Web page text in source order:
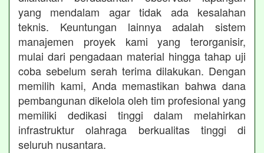
yang mendalam agar tidak ada kesalahan
teknis. Keuntungan lainnya adalah sistem
manajemen proyek kami yang terorganisir,
mulai dari pengadaan material hingga tahap uji
coba sebelum serah terima dilakukan. Dengan
memilih kami, Anda memastikan bahwa dana
pembangunan dikelola oleh tim profesional yang
memiliki dedikasi tinggi dalam melahirkan
infrastruktur olahraga berkualitas tinggi di
seluruh nusantara.